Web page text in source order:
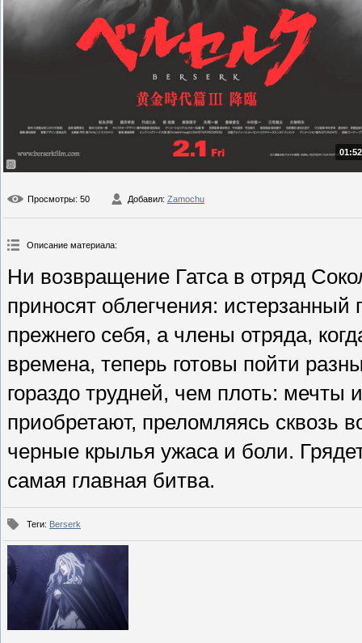
Просмотры: 50 Добавил: Zamochu
Описание материала:
Ни возвращение Гатса в отряд
приносят облегчения:
прежнего себя, а члены отряда,
времена, теперь готовы пойти
гораздо трудней, чем плоть: мечты
приобретают, преломляясь сквозь
черные крылья ужаса и боли.
самая главная битва.
Теги: Berserk